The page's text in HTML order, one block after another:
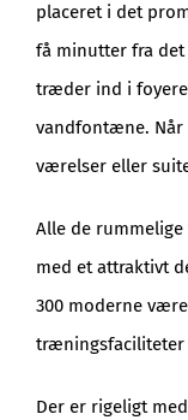
placeret i det
få minutter fra
træder ind i
vandfontæne.
værelser eller
Alle de
med et attraktivt
300 moderne
træningsfaciliteter
Der er rigeligt